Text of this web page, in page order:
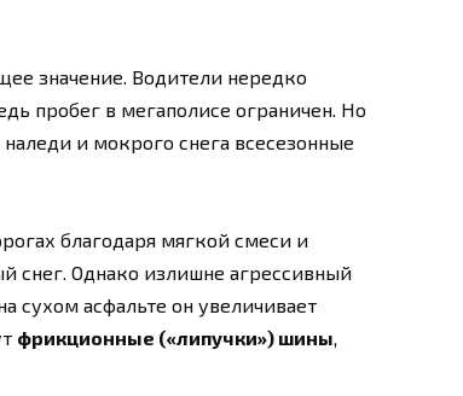
значение. Водители нередко
пробег в мегаполисе ограничен. Но
и мокрого снега всесезонные
благодаря мягкой смеси и
снег. Однако излишне агрессивный
сухом асфальте он увеличивает
фрикционные («липучки») шины,